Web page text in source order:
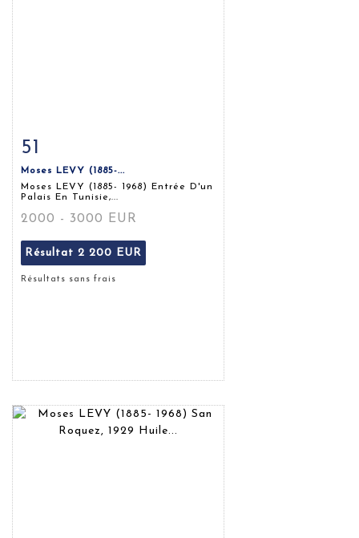
Fiche détaillée
51
Moses LEVY (1885-...
Moses LEVY (1885- 1968) Entrée D'un
Palais En Tunisie,...
2000 - 3000 EUR
Résultat 2 200 EUR
Résultats sans frais